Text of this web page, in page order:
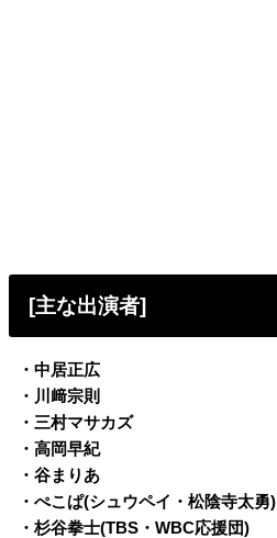
[主な出演者]
・中居正広
・川﨑宗則
・三村マサカズ
・高岡早紀
・谷まりあ
・ぺこぱ(シュウペイ・松陰寺太勇)
・杉谷拳士(TBS・WBC応援団)